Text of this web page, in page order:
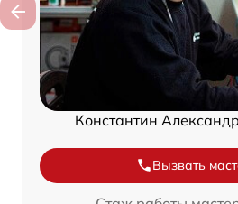
Константин
Вызвать